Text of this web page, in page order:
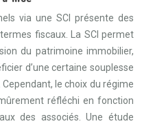
via une SCI présente des
fiscaux. La SCI permet
du patrimoine immobilier,
d’une certaine souplesse
le choix du régime
réfléchi en fonction
des associés. Une étude